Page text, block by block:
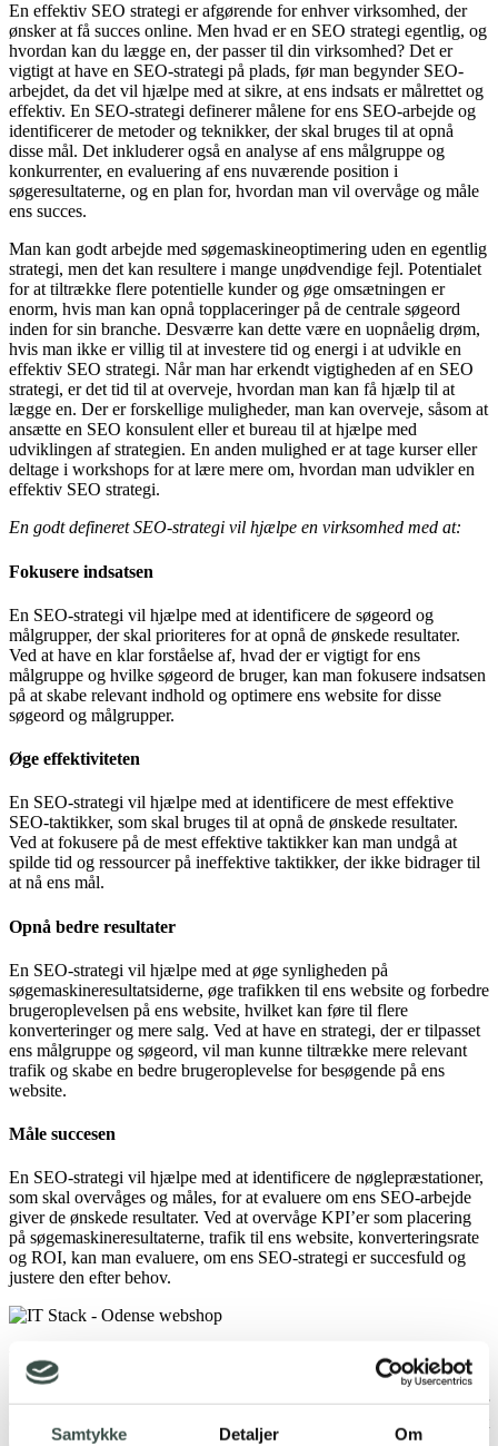
Samtykke Detaljer Om
En effektiv SEO strategi er afgørende for enhver virksomhed, der
ønsker at få succes online. Men hvad er en SEO strategi egentlig, og
hvordan kan du lægge en, der passer til din virksomhed? Det er
vigtigt at have en SEO-strategi på plads, før man begynder SEO-
arbejdet, da det vil hjælpe med at sikre, at ens indsats er målrettet og
effektiv. En SEO-strategi definerer målene for ens SEO-arbejde og
identificerer de metoder og teknikker, der skal bruges til at opnå
disse mål. Det inkluderer også en analyse af ens målgruppe og
konkurrenter, en evaluering af ens nuværende position i
søgeresultaterne, og en plan for, hvordan man vil overvåge og måle
ens succes.
Man kan godt arbejde med søgemaskineoptimering uden en egentlig
strategi, men det kan resultere i mange unødvendige fejl. Potentialet
for at tiltrække flere potentielle kunder og øge omsætningen er
enorm, hvis man kan opnå topplaceringer på de centrale søgeord
inden for sin branche. Desværre kan dette være en uopnåelig drøm,
hvis man ikke er villig til at investere tid og energi i at udvikle en
effektiv SEO strategi. Når man har erkendt vigtigheden af en SEO
strategi, er det tid til at overveje, hvordan man kan få hjælp til at
lægge en. Der er forskellige muligheder, man kan overveje, såsom at
ansætte en SEO konsulent eller et bureau til at hjælpe med
udviklingen af strategien. En anden mulighed er at tage kurser eller
deltage i workshops for at lære mere om, hvordan man udvikler en
effektiv SEO strategi.
En godt defineret SEO-strategi vil hjælpe en virksomhed med at:
Fokusere indsatsen
En SEO-strategi vil hjælpe med at identificere de søgeord og
målgrupper, der skal prioriteres for at opnå de ønskede resultater.
Ved at have en klar forståelse af, hvad der er vigtigt for ens
målgruppe og hvilke søgeord de bruger, kan man fokusere indsatsen
på at skabe relevant indhold og optimere ens website for disse
søgeord og målgrupper.
Øge effektiviteten
En SEO-strategi vil hjælpe med at identificere de mest effektive
SEO-taktikker, som skal bruges til at opnå de ønskede resultater.
Ved at fokusere på de mest effektive taktikker kan man undgå at
spilde tid og ressourcer på ineffektive taktikker, der ikke bidrager til
at nå ens mål.
Opnå bedre resultater
En SEO-strategi vil hjælpe med at øge synligheden på
søgemaskineresultatsiderne, øge trafikken til ens website og forbedre
brugeroplevelsen på ens website, hvilket kan føre til flere
konverteringer og mere salg. Ved at have en strategi, der er tilpasset
ens målgruppe og søgeord, vil man kunne tiltrække mere relevant
trafik og skabe en bedre brugeroplevelse for besøgende på ens
website.
Måle succesen
En SEO-strategi vil hjælpe med at identificere de nøglepræstationer,
som skal overvåges og måles, for at evaluere om ens SEO-arbejde
giver de ønskede resultater. Ved at overvåge KPI’er som placering
på søgemaskineresultaterne, trafik til ens website, konverteringsrate
og ROI, kan man evaluere, om ens SEO-strategi er succesfuld og
justere den efter behov.
Få udarbejdet en professionel SEO strategi
SEO giver ikke resultater her og nu. Der kan gå op til 3 måneder, før
afhænger dels af dine kompetencer og de ressourcer, du afsætter til